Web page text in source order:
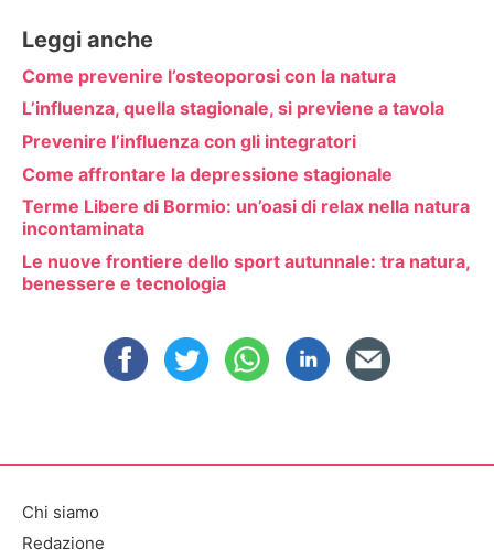
Leggi anche
Come prevenire l’osteoporosi con la natura
L’influenza, quella stagionale, si previene a tavola
Prevenire l’influenza con gli integratori
Come affrontare la depressione stagionale
Terme Libere di Bormio: un’oasi di relax nella natura
incontaminata
Le nuove frontiere dello sport autunnale: tra natura,
benessere e tecnologia
Chi siamo
Redazione